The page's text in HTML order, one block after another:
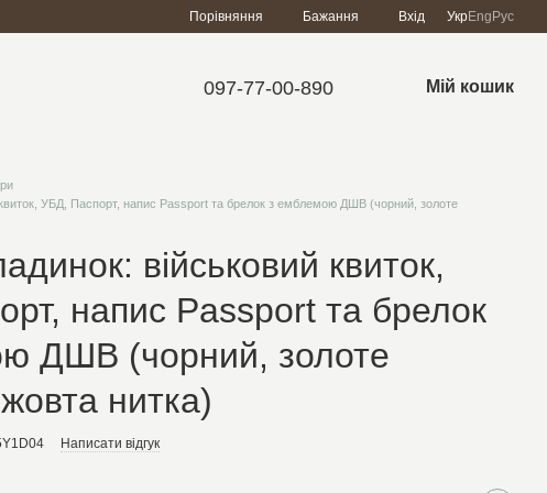
Порівняння Бажання Вхід УкрEng Рус
097-77-00-890 Мій кошик
квиток, УБД, Паспорт, напис Passport та брелок з емблемою ДШВ (чорний, золоте
військовий квиток,
напис Passport та брелок
ДШВ (чорний, золоте
нитка)
Написати відгук